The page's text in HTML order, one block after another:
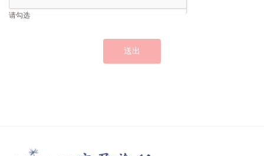
请勾选
送出